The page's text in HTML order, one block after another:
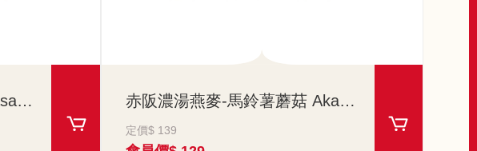
赤阪濃湯燕麥-玉米巧達 Akasaka Soup with Oats-Corn and Cheddar Cheese 赤阪濃湯燕麥-馬鈴薯蘑菇 Akasaka Soup with Oats-Potato and Mushroom
定價$ 139